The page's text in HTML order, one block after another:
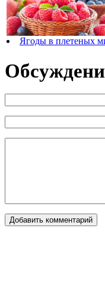
Ягоды в плетеных